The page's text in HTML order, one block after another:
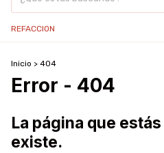
REFACCION
Inicio > 404
Error - 404
La página que
existe.